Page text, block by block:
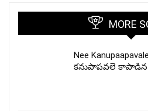
MORE
Nee
కనుపాపవలె కాపాడిన